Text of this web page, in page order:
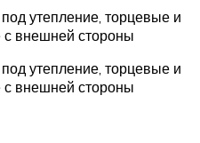
утепление, торцевые и
с внешней стороны
утепление, торцевые и
с внешней стороны